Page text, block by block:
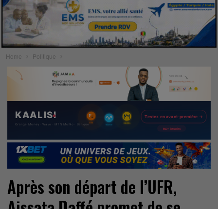
Home Politique
Après son départ de l’UFR,